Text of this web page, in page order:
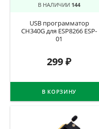
В НАЛИЧИИ 144
USB программатор
CH340G для ESP8266 ESP-
01
299₽
В КОРЗИНУ